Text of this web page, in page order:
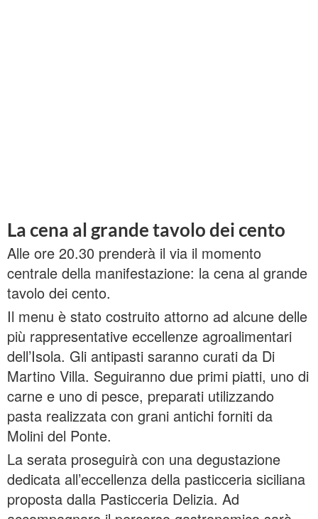
La cena al grande tavolo dei cento
Alle ore 20.30 prenderà il via il momento
centrale della manifestazione: la cena al grande
tavolo dei cento.
Il menu è stato costruito attorno ad alcune delle
più rappresentative eccellenze agroalimentari
dell’Isola. Gli antipasti saranno curati da Di
Martino Villa. Seguiranno due primi piatti, uno di
carne e uno di pesce, preparati utilizzando
pasta realizzata con grani antichi forniti da
Molini del Ponte.
La serata proseguirà con una degustazione
dedicata all’eccellenza della pasticceria siciliana
proposta dalla Pasticceria Delizia. Ad